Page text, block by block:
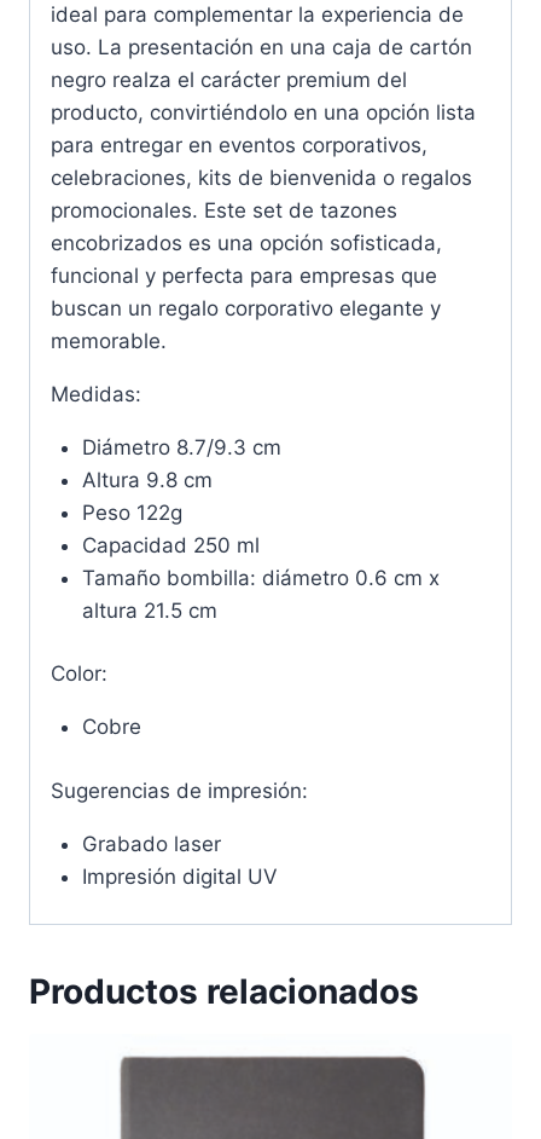
ideal para complementar la experiencia de
uso. La presentación en una caja de cartón
negro realza el carácter premium del
producto, convirtiéndolo en una opción lista
para entregar en eventos corporativos,
celebraciones, kits de bienvenida o regalos
promocionales. Este set de tazones
encobrizados es una opción sofisticada,
funcional y perfecta para empresas que
buscan un regalo corporativo elegante y
memorable.
Medidas:
Diámetro 8.7/9.3 cm
Altura 9.8 cm
Peso 122g
Capacidad 250 ml
Tamaño bombilla: diámetro 0.6 cm x
altura 21.5 cm
Color:
Cobre
Sugerencias de impresión:
Grabado laser
Impresión digital UV
Productos relacionados